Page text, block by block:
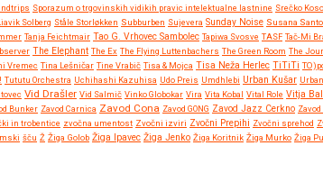
Sporazum o trgovinskih vidikih pravic intelektualne lastnine Srečko
Solberg Ståle Storløkken Subburben Sujevera Sunday Noise Susana
Tanja Feichtmair Tao G. Vrhovec Sambolec Tapiwa Svosve TASF Tač-Mi
The Elephant The Ex The Flying Luttenbachers The Green Room The
Vremec Tina Lešničar Tine Vrabič Tisa & Mojca Tisa Neža Herlec TiTiTi
Tututu Orchestra Uchihashi Kazuhisa Udo Preis Umdhlebi Urban Kušar
Vid Drašler Vid Salmič Vinko Globokar Vira Vita Kobal Vital Role Vitja
Bunker Zavod Carnica Zavod Cona Zavod GONG Zavod Jazz Cerkno
in trobentice zvočna umentost Zvočni izviri Zvočni Prepihi Zvočni sprehod
šču Ž Žiga Golob Žiga Ipavec Žiga Jenko Žiga Koritnik Žiga Murko Žiga